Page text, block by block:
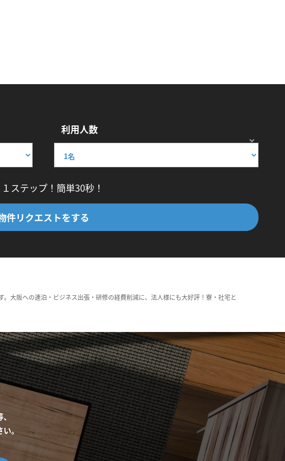
利用人数
ステップ！簡単30秒！
件リクエストをする
大阪への連泊・ビジネス出張・研修の経費削減に、法人様にも大好評！寮・社宅と
。